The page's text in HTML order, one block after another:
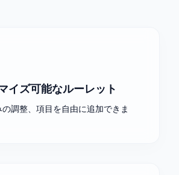
イズ可能なルーレット
調整、項目を自由に追加できま